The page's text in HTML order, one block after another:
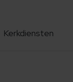
Kerkdiensten